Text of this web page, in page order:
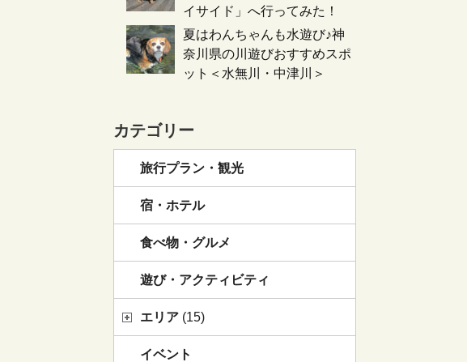
イサイド」へ行ってみた！
夏はわんちゃんも水遊び♪神
奈川県の川遊びおすすめスポ
ット＜水無川・中津川＞
カテゴリー
旅行プラン・観光
宿・ホテル
食べ物・グルメ
遊び・アクティビティ
エリア (15)
イベント